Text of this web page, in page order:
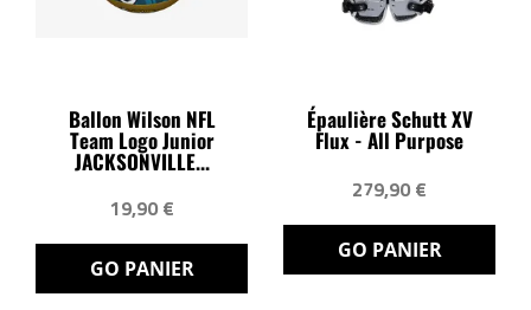
Ballon Wilson NFL
Team Logo Junior
JACKSONVILLE...
19,90 €
GO PANIER
Épaulière Schutt XV
Flux - All Purpose
279,90 €
GO PANIER